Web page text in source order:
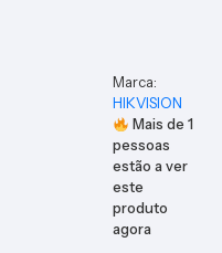
Marca:
HIKVISION
Mais de1
pessoas
estão a ver
este
produto
agora